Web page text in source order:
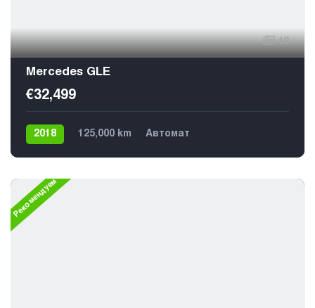
19
Mercedes GLE
€32,499
2018 125,000 km
Автомат
Рекомендуем